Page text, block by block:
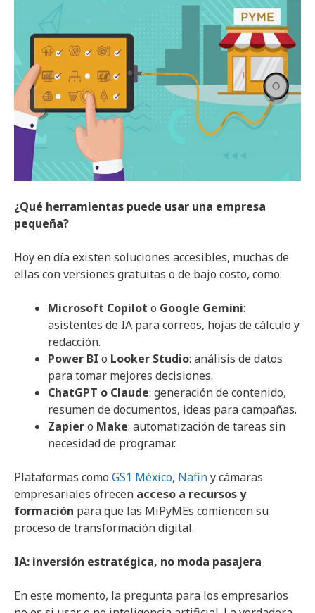
¿Qué herramientas puede usar una empresa
pequeña?
Hoy en día existen soluciones accesibles, muchas de
ellas con versiones gratuitas o de bajo costo, como:
Microsoft Copilot o Google Gemini:
asistentes de IA para correos, hojas de cálculo y
redacción.
Power BI o Looker Studio: análisis de datos
para tomar mejores decisiones.
ChatGPT o Claude: generación de contenido,
resumen de documentos, ideas para campañas.
Zapiero Make: automatización de tareas sin
necesidad de programar.
Plataformas como GS1 México, Nafiny cámaras
empresariales ofrecen acceso a recursos y
formación para que las MiPyMEs comiencen su
proceso de transformación digital.
IA: inversión estratégica, no moda pasajera
En este momento, la pregunta para los empresarios